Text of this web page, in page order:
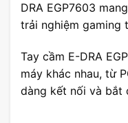
DRA EGP7603
trải nghiệm gaming
Tay cầm E-DRA
máy khác nhau, từ
dàng kết nối và bắt